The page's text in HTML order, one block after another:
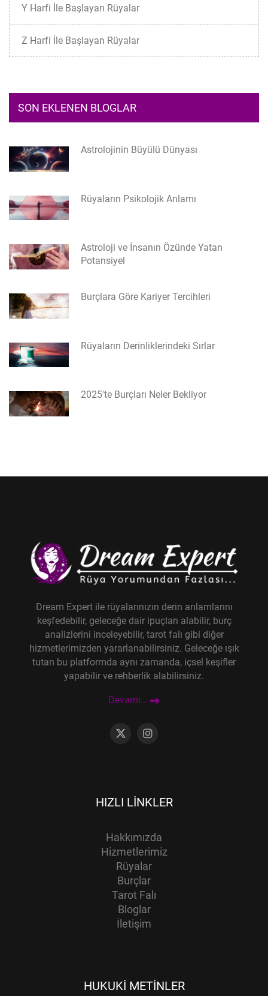
Y Harfi İle Başlayan Rüyalar
Z Harfi İle Başlayan Rüyalar
SON EKLENEN BLOGLAR
Astrolojinin Büyülü Dünyası
Rüyaların Psikolojik Anlamı
Astroloji ve İnsanın Özünde Yatan
Potansiyel
Burçlara Göre Kariyer Tercihleri
Rüyaların Derinliklerindeki Sırlar
2025'te Burçları Neler Bekliyor
Dream Expert ile rüyalarınızın derin anlamlarını
keşfedebilir, geleceğe dair ipuçları alabilir, burç
analizlerini inceleyebilir, tarot falı gibi diğer
hizmetlerimizden yararlanabilirsiniz. Geleceğe ışık
tutan bu platformda aynı zamanda, içsel keşifler
yapabilir ve rehberlik alabilirsiniz.
Devamı...
HIZLI LINKLER
Hakkımızda
Hizmetlerimiz
Rüyalar
Burçlar
Tarot Falı
Bloglar
İletişim
HUKUKI METINLER